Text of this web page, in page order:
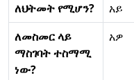
ለህትመት የሚሆን?
አይ
ለመስመር ላይ
ማስገባት ተስማሚ
ነው?
አዎ